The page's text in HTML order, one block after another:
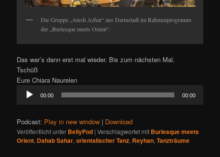
Die Gruppe „Atesh Azhar“ aus Darmstadt im Rahmenprogramm
der „Burlesque meets Orient“.
Das war’s dann erst mal wieder. Bis zum nächsten Mal.
Tschüß
Eure Chiara Naurelen
Audio-
Player
00:00 00:00
Podcast: Play in new window | Download
Veröffentlicht unter BellyPod |Verschlagwortet mit Burlesque meets
Orient, Dahab Sahar,orientalischer Tanz, Reyhan,Tanzträume